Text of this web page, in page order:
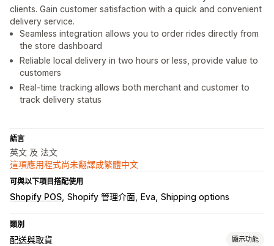
clients. Gain customer satisfaction with a quick and convenient
delivery service.
Seamless integration allows you to order rides directly from
the store dashboard
Reliable local delivery in two hours or less, provide value to
customers
Real-time tracking allows both merchant and customer to
track delivery status
語言
英文 及 法文
這項應用程式尚未翻譯成繁體中文
可與以下項目搭配使用
Shopify POS Shopify 管理介面 Eva Shipping options
類別
配送與取貨 顯示功能